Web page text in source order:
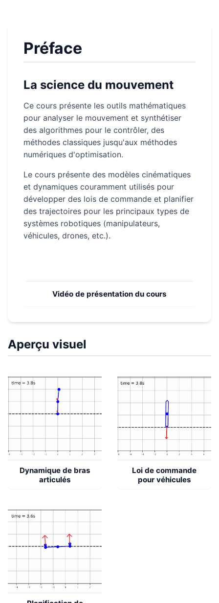
Préface
La science du mouvement
Ce cours présente les outils mathématiques
pour analyser le mouvement et synthétiser
des algorithmes pour le contrôler, des
méthodes classiques jusqu'aux méthodes
numériques d'optimisation.
Le cours présente des modèles cinématiques
et dynamiques couramment utilisés pour
développer des lois de commande et planifier
des trajectoires pour les principaux types de
systèmes robotiques (manipulateurs,
véhicules, drones, etc.).
Vidéo de présentation du cours
Aperçu visuel
Dynamique de bras
articulés
Loi de commande
pour véhicules